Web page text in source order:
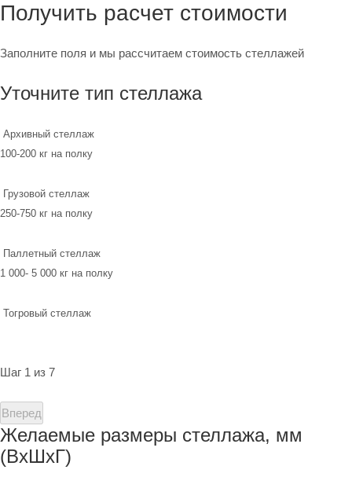
Получить расчет стоимости
Заполните поля и мы рассчитаем стоимость стеллажей
Уточните тип стеллажа
Архивный стеллаж
100-200 кг на полку
Грузовой стеллаж
250-750 кг на полку
Паллетный стеллаж
1 000- 5 000 кг на полку
Тогровый стеллаж
Шаг 1 из 7
Вперед
Желаемые размеры стеллажа, мм
(ВхШхГ)